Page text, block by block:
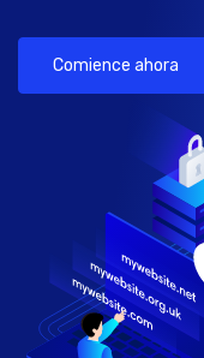
Comience ahora